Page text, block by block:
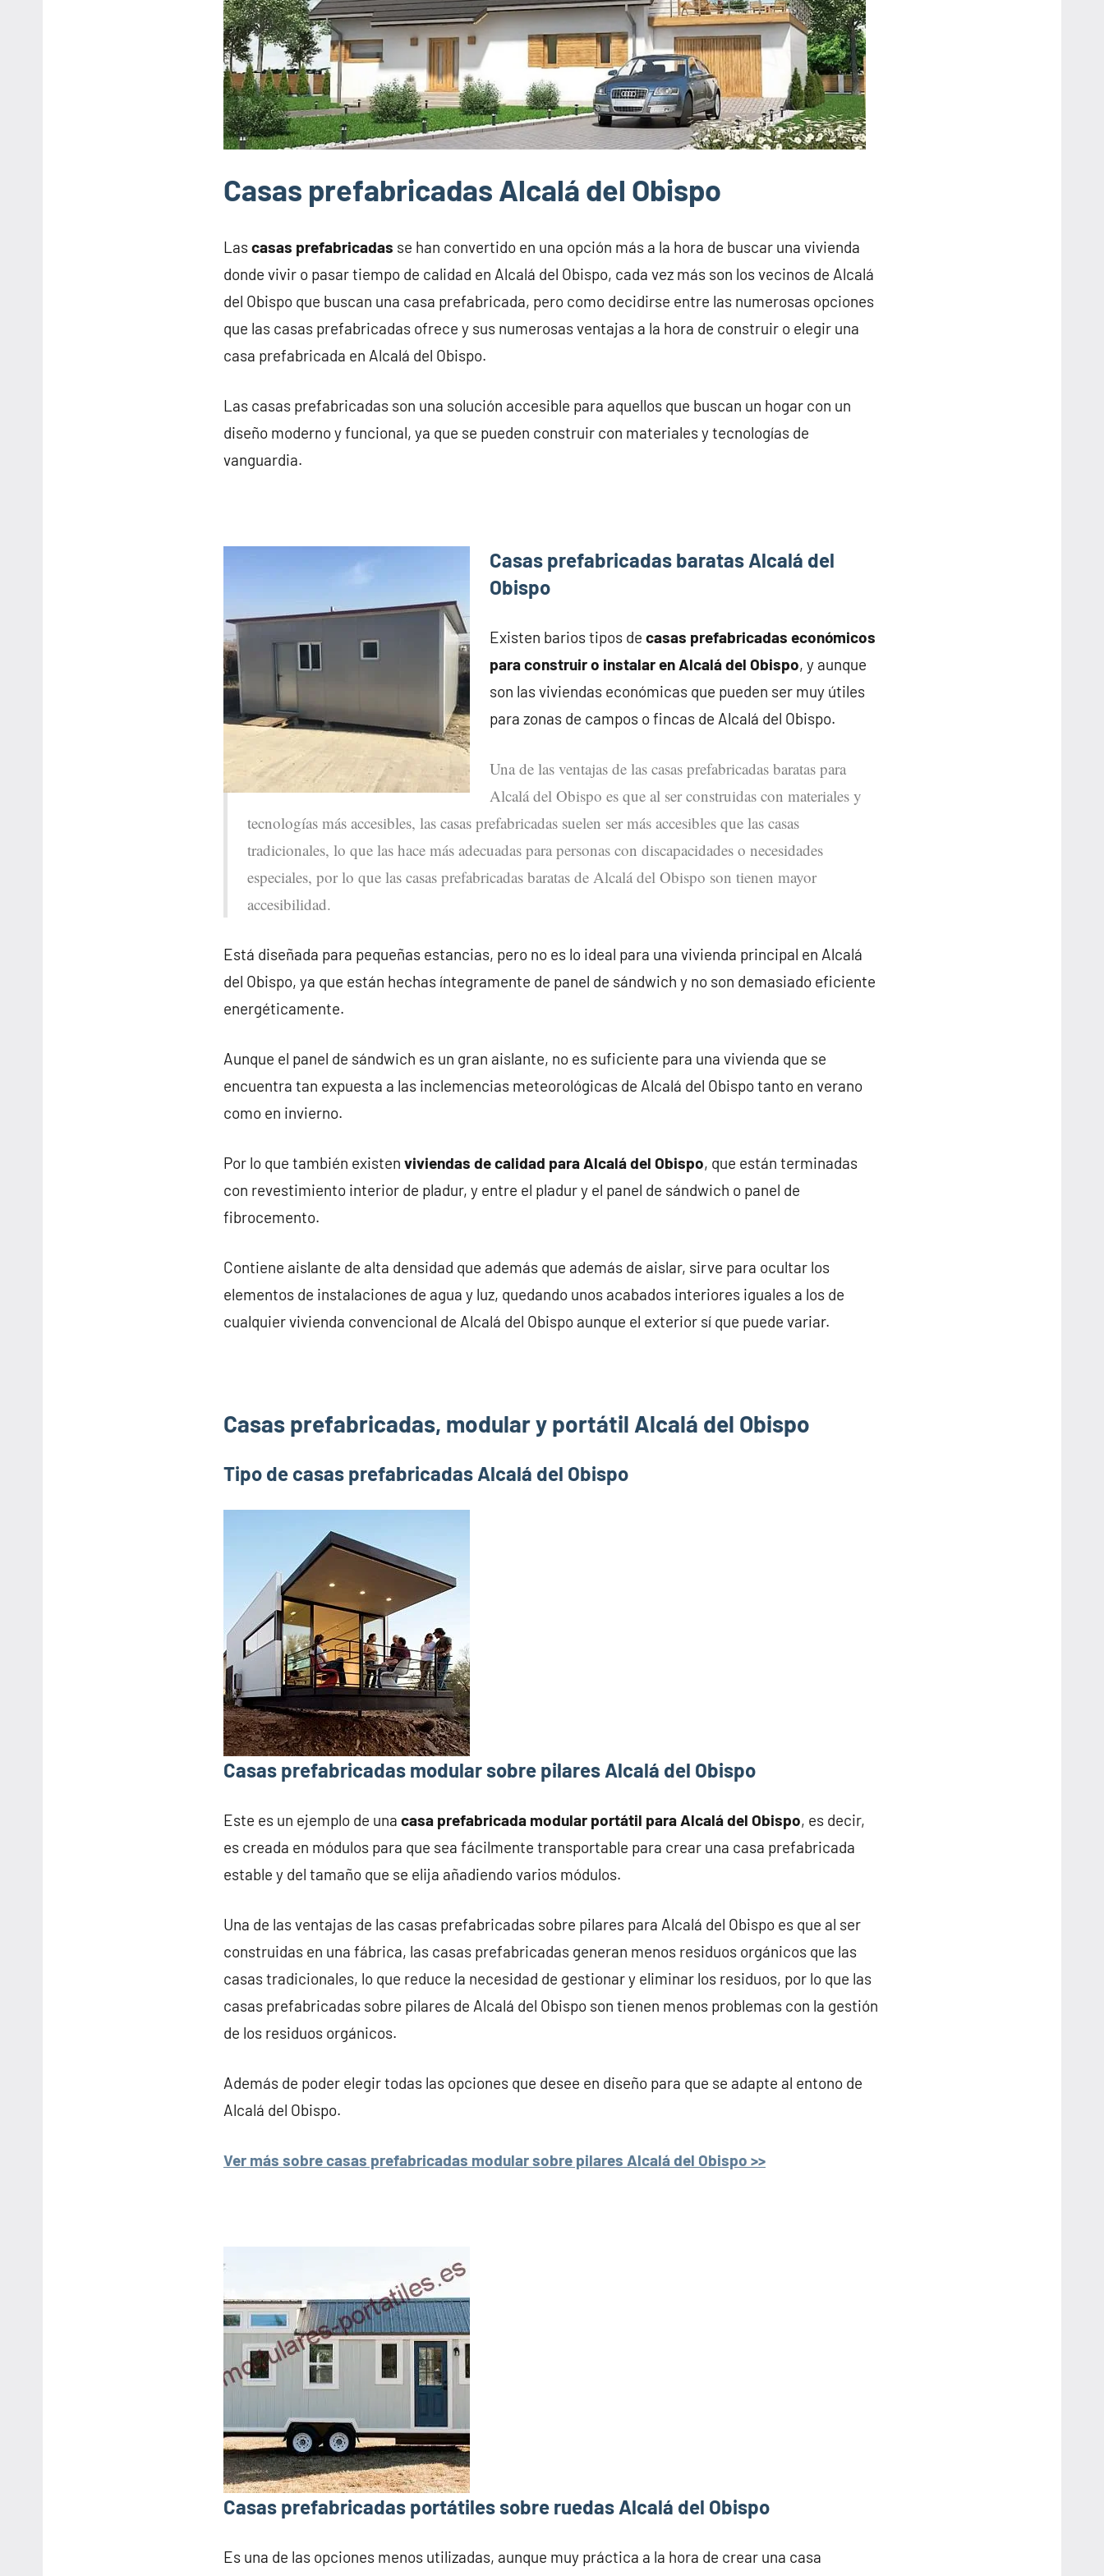
Casas prefabricadas Alcalá del Obispo
Lascasas prefabricadas se han convertido en una opción más a la hora de buscar una vivienda
donde vivir o pasar tiempo de calidad en Alcalá del Obispo, cada vez más son los vecinos de Alcalá
del Obispo que buscan una casa prefabricada, pero como decidirse entre las numerosas opciones
que las casas prefabricadas ofrece y sus numerosas ventajas a la hora de construir o elegir una
casa prefabricada en Alcalá del Obispo.
Las casas prefabricadas son una solución accesible para aquellos que buscan un hogar con un
diseño moderno y funcional, ya que se pueden construir con materiales y tecnologías de
vanguardia.
Casas prefabricadas baratas Alcalá del
Obispo
Existen barios tipos de casas prefabricadas económicos
para construir o instalar en Alcalá del Obispo, y aunque
son las viviendas económicas que pueden ser muy útiles
para zonas de campos o fincas de Alcalá del Obispo.
Una de las ventajas de las casas prefabricadas baratas para
Alcalá del Obispo es que al ser construidas con materiales y
tecnologías más accesibles, las casas prefabricadas suelen ser más accesibles que las casas
tradicionales, lo que las hace más adecuadas para personas con discapacidades o necesidades
especiales, por lo que las casas prefabricadas baratas de Alcalá del Obispo son tienen mayor
accesibilidad.
Está diseñada para pequeñas estancias, pero no es lo ideal para una vivienda principal en Alcalá
del Obispo, ya que están hechas íntegramente de panel de sándwich y no son demasiado eficiente
energéticamente.
Aunque el panel de sándwich es un gran aislante, no es suficiente para una vivienda que se
encuentra tan expuesta a las inclemencias meteorológicas de Alcalá del Obispo tanto en verano
como en invierno.
Por lo que también existen viviendas de calidad para Alcalá del Obispo, que están terminadas
con revestimiento interior de pladur, y entre el pladur y el panel de sándwich o panel de
fibrocemento.
Contiene aislante de alta densidad que además que además de aislar, sirve para ocultar los
elementos de instalaciones de agua y luz, quedando unos acabados interiores iguales a los de
cualquier vivienda convencional de Alcalá del Obispo aunque el exterior sí que puede variar.
Casas prefabricadas, modular y portátil Alcalá del Obispo
Tipo de casas prefabricadas Alcalá del Obispo
Casas prefabricadas modular sobre pilares Alcalá del Obispo
Este es un ejemplo de una casa prefabricada modular portátil para Alcalá del Obispo, es decir,
es creada en módulos para que sea fácilmente transportable para crear una casa prefabricada
estable y del tamaño que se elija añadiendo varios módulos.
Una de las ventajas de las casas prefabricadas sobre pilares para Alcalá del Obispo es que al ser
construidas en una fábrica, las casas prefabricadas generan menos residuos orgánicos que las
casas tradicionales, lo que reduce la necesidad de gestionar y eliminar los residuos, por lo que las
casas prefabricadas sobre pilares de Alcalá del Obispo son tienen menos problemas con la gestión
de los residuos orgánicos.
Además de poder elegir todas las opciones que desee en diseño para que se adapte al entono de
Alcalá del Obispo.
Ver más sobre casas prefabricadas modular sobre pilares Alcalá del Obispo >>
Casas prefabricadas portátiles sobre ruedas Alcalá del Obispo
Es una de las opciones menos utilizadas, aunque muy práctica a la hora de crear una casa